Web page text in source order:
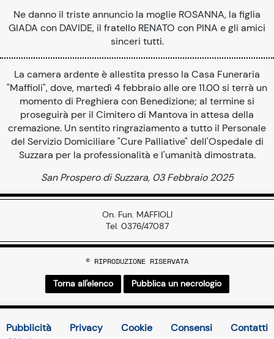
Ne danno il triste annuncio la moglie ROSANNA, la figlia
GIADA con DAVIDE, il fratello RENATO con PINA e gli amici
sinceri tutti.
La camera ardente è allestita presso la Casa Funeraria
"Maffioli", dove, martedì 4 febbraio alle ore 11.00 si terrà un
momento di Preghiera con Benedizione; al termine si
proseguirà per il Cimitero di Mantova in attesa della
cremazione. Un sentito ringraziamento a tutto il Personale
del Servizio Domiciliare "Cure Palliative" dell'Ospedale di
Suzzara per la professionalità e l'umanità dimostrata.
San Prospero di Suzzara, 03 Febbraio 2025
On. Fun. MAFFIOLI
Tel. 0376/47087
© RIPRODUZIONE RISERVATA
Torna all'elenco Pubblica un necrologio
Pubblicità Privacy Cookie Consensi
Contatti